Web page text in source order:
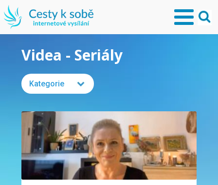
Videa - Seriály
Kategorie